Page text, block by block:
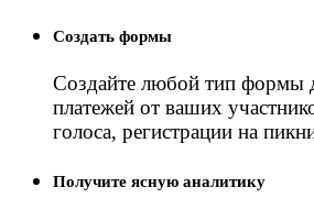
Создать формы
Создайте любой тип формы
платежей от ваших
голоса, регистрации на
Получите ясную аналитику